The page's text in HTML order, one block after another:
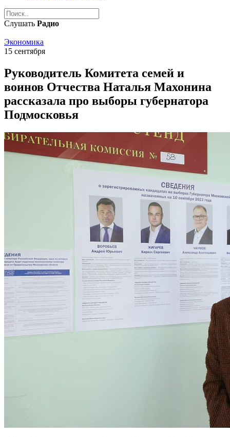
Слушать Радио
Экономика
15 сентября
Руководитель Комитета семей и
воинов Отчества Наталья Махонина
рассказала про выборы губернатора
Подмосковья